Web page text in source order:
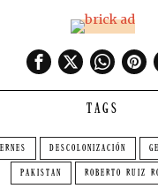
TAGS
DESCOLONIZACIÓN
PAKISTAN ROBERTO RUIZ